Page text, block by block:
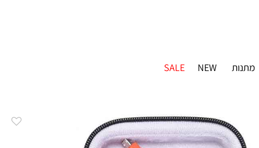
מתנות NEW
SALE